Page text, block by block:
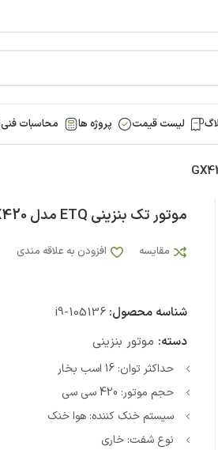
لیست قیمت پروژه ها محاسبات فنی
موتور تک بنزینی ETQ مدل GX420
مقایسه افزودن به علاقه مندی
شناسه محصول:i9-105136
دسته: موتور بنزینی
حداکثر توان: 16 اسب بخار
حجم موتور: 420 سی سی
سیستم خنک کننده: هوا خنک
نوع شفت: خاری